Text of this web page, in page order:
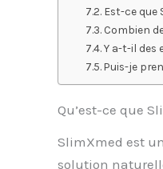
Est-ce que
Combien
Y a-t-il des
Puis-je
Qu’est-ce que
SlimXmed est
solution